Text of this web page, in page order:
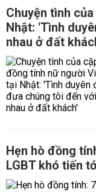
Chuyện tình
Nhật: 'Tình
nhau ở đất
Hẹn hò đồng
LGBT khó tiến